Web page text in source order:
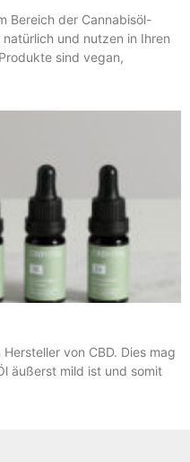
Bereich der Cannabisöl-
und nutzen in Ihren
sind vegan,
von CBD. Dies mag
äußerst mild ist und somit